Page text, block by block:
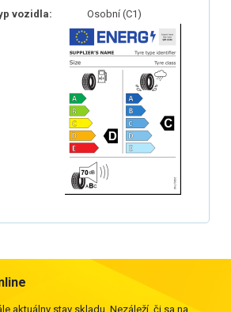
vozidla:
Osobní (C1)
aktuálny stav skladu. Nezáleží, či sa na